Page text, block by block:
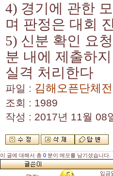
4) 경기에 관한
며 판정은 대회
5) 신분 확인 요
분 내에 제출하
실격 처리한다
파일 : 김해오픈단체
조회 : 1989
작성 : 2017년 11월 08
이 글에 대해서 총 0 분이 메모를 남기셨습니다.
입금